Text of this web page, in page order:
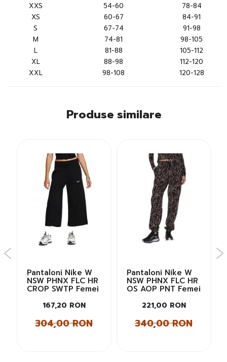
XXS
54-60
78-84
XS
60-67
84-91
S
67-74
91-98
M
74-81
98-105
L
81-88
105-112
XL
88-98
112-120
XXL
98-108 120-128
Produse similare
Pantaloni Nike W
NSW PHNX FLC HR
CROP SWTP Femei
167,20 RON
304,00 RON
Pantaloni Nike W
NSW PHNX FLC HR
OS AOP PNT Femei
221,00 RON
340,00 RON